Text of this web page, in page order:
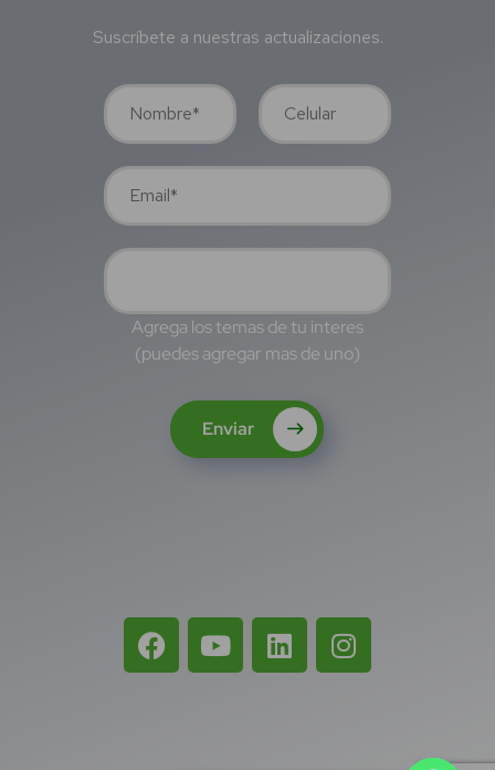
Suscríbete a nuestras actualizaciones.
Agrega los temas de tu interes
(puedes agregar mas de uno)
Enviar